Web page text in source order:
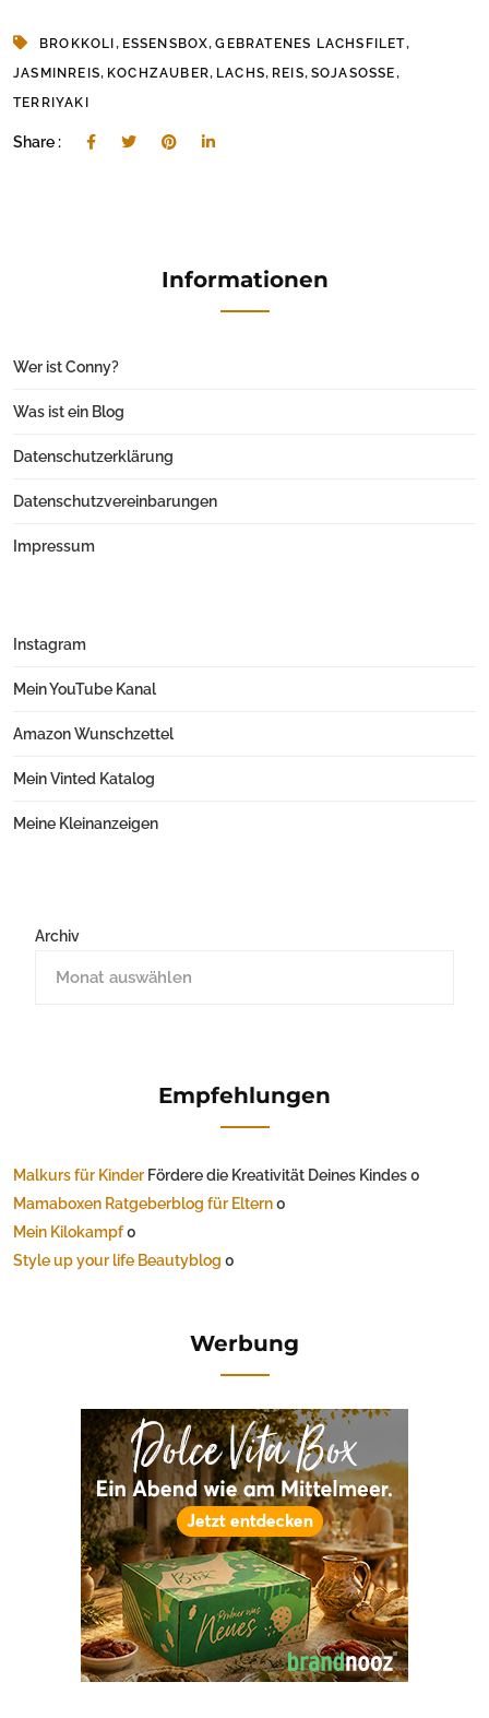
BROKKOLI , ESSENSBOX,GEBRATENES LACHSFILET,
JASMINREIS, KOCHZAUBER, LACHS, REIS, SOJASOSSE ,
TERRIYAKI
Share :
Informationen
Wer ist Conny?
Was ist ein Blog
Datenschutzerklärung
Datenschutzvereinbarungen
Impressum
Instagram
Mein YouTube Kanal
Amazon Wunschzettel
Mein Vinted Katalog
Meine Kleinanzeigen
Archiv
Empfehlungen
Malkurs für Kinder Fördere die Kreativität Deines Kindes 0
Mamaboxen Ratgeberblog für Eltern0
Mein Kilokampf0
Style up your life Beautyblog 0
Werbung